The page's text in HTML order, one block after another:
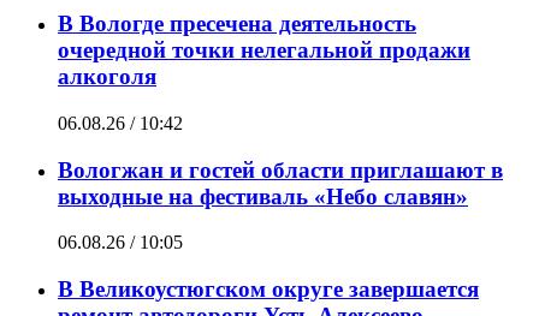
В Вологде пресечена деятельность
очередной точки нелегальной продажи
алкоголя
06.08.26 / 10:42
Вологжан и гостей области приглашают в
выходные на фестиваль «Небо славян»
06.08.26 / 10:05
В Великоустюгском округе завершается